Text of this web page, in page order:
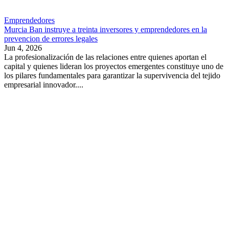
Emprendedores
Murcia Ban instruye a treinta inversores y emprendedores en la
prevencion de errores legales
Jun 4, 2026
La profesionalización de las relaciones entre quienes aportan el
capital y quienes lideran los proyectos emergentes constituye uno de
los pilares fundamentales para garantizar la supervivencia del tejido
empresarial innovador....